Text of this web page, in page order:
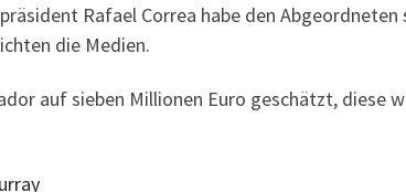
Rafael Correa habe den Abgeordneten
die Medien.
auf sieben Millionen Euro geschätzt, diese